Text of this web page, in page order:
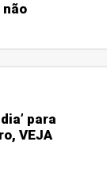
para
VEJA